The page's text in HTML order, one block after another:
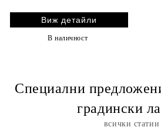
Виж детайли
В наличност
Специални
градински
всички статии